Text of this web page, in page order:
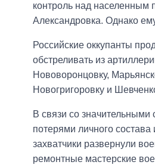
контроль над населенным
Александровка. Однако
Российские оккупанты
обстреливать из
Нововоронцовку,
Новогригоровку и
В связи со значительными
потерями личного состава
захватчики развернули
ремонтные мастерские